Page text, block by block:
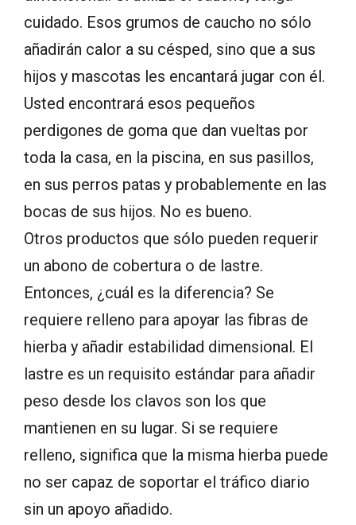
cuidado. Esos grumos de caucho no sólo
añadirán calor a su césped, sino que a sus
hijos y mascotas les encantará jugar con él.
Usted encontrará esos pequeños
perdigones de goma que dan vueltas por
toda la casa, en la piscina, en sus pasillos,
en sus perros patas y probablemente en las
bocas de sus hijos. No es bueno.
Otros productos que sólo pueden requerir
un abono de cobertura o de lastre.
Entonces, ¿cuál es la diferencia? Se
requiere relleno para apoyar las fibras de
hierba y añadir estabilidad dimensional. El
lastre es un requisito estándar para añadir
peso desde los clavos son los que
mantienen en su lugar. Si se requiere
relleno, significa que la misma hierba puede
no ser capaz de soportar el tráfico diario
sin un apoyo añadido.